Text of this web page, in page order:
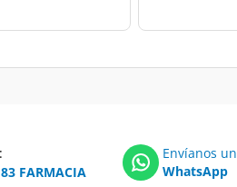
83 FARMACIA
Envíanos un
WhatsApp